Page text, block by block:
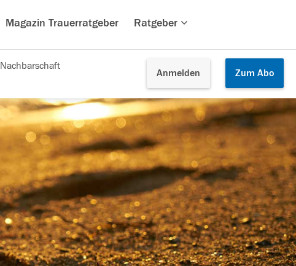
Magazin Trauerratgeber Ratgeber
Anmelden Zum Abo
Nachbarschaft